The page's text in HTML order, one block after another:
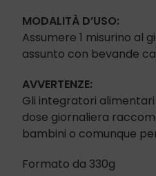
MODALITÀ D’USO:
Assumere 1 misurino al
assunto con bevande
AVVERTENZE:
Gli integratori
dose giornaliera
bambini o comunque
Formato da 330g